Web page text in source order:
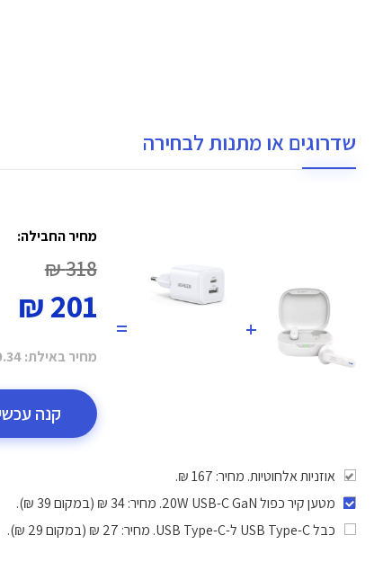
שדרוגים או מתנות לבחירה
+
=
מחיר החבילה:
318 ₪
201 ₪
מחיר באילת: ₪
קנה
אוזניות אלחוטיות. מחיר: 167 ₪.
מטען קיר כפול 20W USB-C GaN
. מחיר: 34 ₪ (במקום 39 ₪).
כבל USB Type-C ל-USB Type-C
. מחיר: 27 ₪ (במקום 29 ₪).